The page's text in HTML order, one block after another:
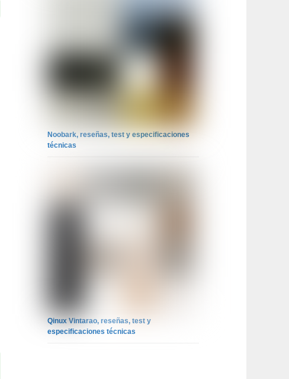
Noobark, reseñas, test y especificaciones
técnicas
Qinux Vintarao, reseñas, test y
especificaciones técnicas